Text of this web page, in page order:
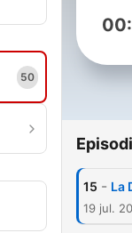
50
15 - La
19 jul.